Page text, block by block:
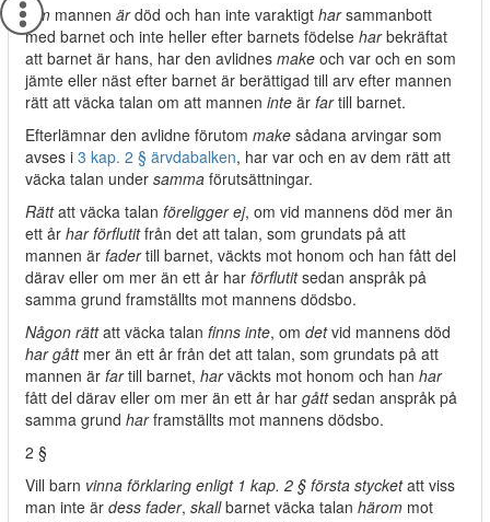
Om mannen ärdöd och han inte varaktigt harsammanbott
med barnet och inte heller efter barnets födelse harbekräftat
att barnet är hans, har den avlidnes make och var och en som
jämte eller näst efter barnet är berättigad till arv efter mannen
rätt att väcka talan om att mannen inte är fartill barnet.
Efterlämnar den avlidne förutom make sådana arvingar som
avses i 3 kap. 2 § ärvdabalken, har var och en av dem rätt att
väcka talan under samma förutsättningar.
Rättatt väcka talan föreligger ej, om vid mannens död mer än
ett år har förflutitfrån det att talan, som grundats på att
mannen är fadertill barnet, väckts mot honom och han fått del
därav eller om mer än ett år har förflutitsedan anspråk på
samma grund framställts mot mannens dödsbo.
Någon rättatt väcka talan finns inte, om detvid mannens död
har gåttmer än ett år från det att talan, som grundats på att
mannen är fartill barnet, harväckts mot honom och han har
fått del därav eller om mer än ett år har gåttsedan anspråk på
samma grund harframställts mot mannens dödsbo.
2 §
Vill barn vinna förklaring enligt 1 kap. 2 § första stycketatt viss
man inte är dess fader, skallbarnet väcka talan härom mot